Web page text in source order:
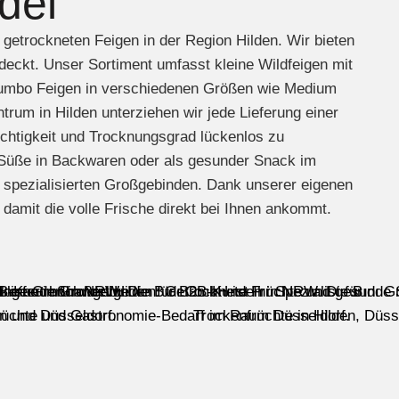
Feigen in der Region Hilden. Wir bieten
Unser Sortiment umfasst kleine Wildfeigen mit
Feigen in verschiedenen Größen wie Medium
in Hilden unterziehen wir jede Lieferung einer
und Trocknungsgrad lückenlos zu
in Backwaren oder als gesunder Snack im
Großgebinden. Dank unserer eigenen
die volle Frische direkt bei Ihnen ankommt.